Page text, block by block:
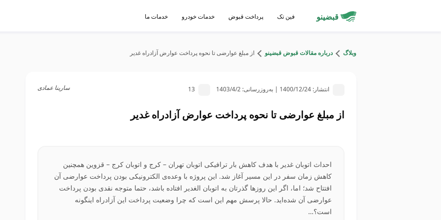
قبضینو فین تک پرداخت قبوض خدمات خودرو خدمات ما
وبلاگ درباره مقالات قبوض قبضینو از مبلغ عوارضی تا نحوه پرداخت عوارض آزادراه غدیر
انتشار: 1400/12/24 | به‌روزرسانی: 1403/4/2 سارینا عمادی
از مبلغ عوارضی تا نحوه پرداخت عوارض آزادراه غدیر
احداث اتوبان غدیر با هدف کاهش بار ترافیکی اتوبان تهران – کرج و اتوبان کرج – قزوین همچنین
کاهش زمان سفر در این مسیر آغاز شد. این پروژه با وعده‌ی الکترونیکی بودن پرداخت عوارضی آن
افتتاح شد؛ اما، اگر این روزها گذرتان به اتوبان الغدیر افتاده باشد، حتما متوجه نقدی بودن پرداخت
عوارضی آن شده‌اید. حالا پرسش مهم این است که چرا وضعیت پرداخت این آزادراه اینگونه
است؟…